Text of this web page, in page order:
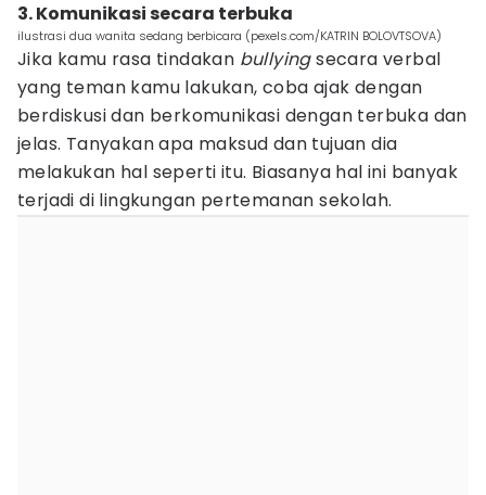
3. Komunikasi secara terbuka
ilustrasi dua wanita sedang berbicara (pexels.com/KATRIN BOLOVTSOVA)
Jika kamu rasa tindakan bullyingsecara verbal
yang teman kamu lakukan, coba ajak dengan
berdiskusi dan berkomunikasi dengan terbuka dan
jelas. Tanyakan apa maksud dan tujuan dia
melakukan hal seperti itu. Biasanya hal ini banyak
terjadi di lingkungan pertemanan sekolah.